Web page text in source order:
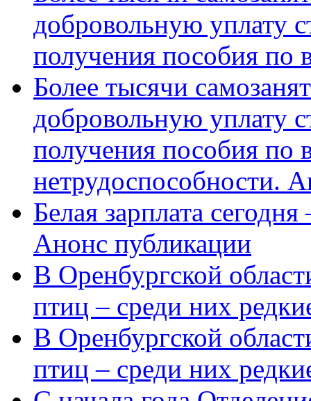
добровольную уплату
получения пособия по
Более тысячи
добровольную уплату
получения пособия по
нетрудоспособности.
Белая зарплата
Анонс публикации
В Оренбургской
птиц – среди них
В Оренбургской
птиц – среди них